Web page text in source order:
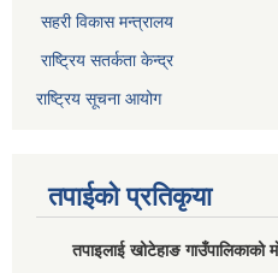
सहरी विकास मन्त्रालय
राष्ट्रिय सतर्कता केन्द्र
राष्ट्रिय सूचना आयोग
तपाईको प्रतिकृया
तपाइलाई खोटेहाङ गाउँपालिकाको